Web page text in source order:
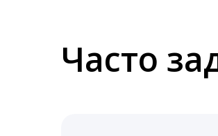
Часто